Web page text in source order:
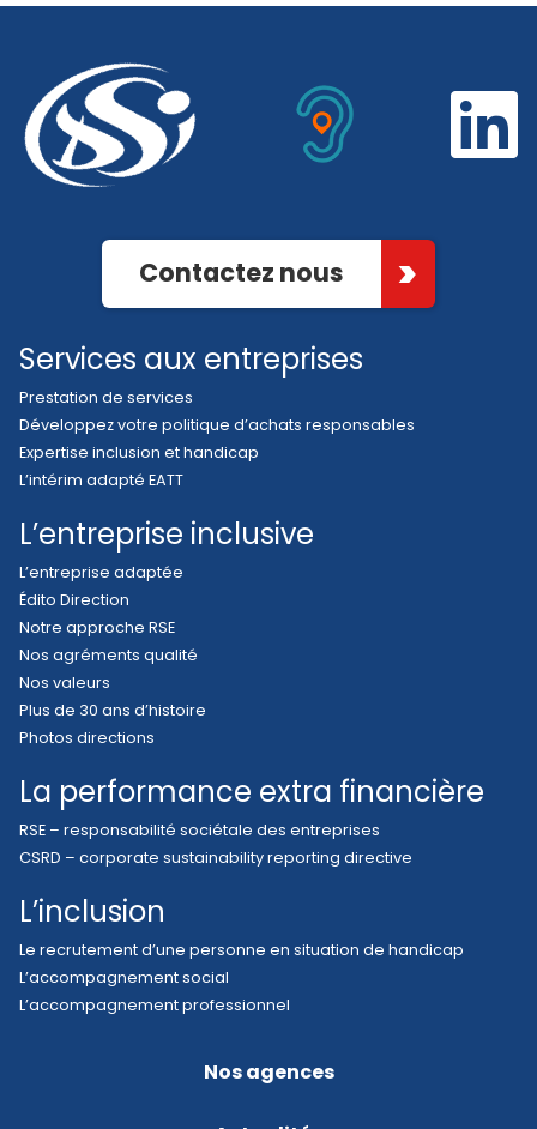
Contactez nous
Services aux entreprises
Prestation de services
Développez votre politique d’achats responsables
Expertise inclusion et handicap
L’intérim adapté EATT
L’entreprise inclusive
L’entreprise adaptée
Édito Direction
Notre approche RSE
Nos agréments qualité
Nos valeurs
Plus de 30 ans d’histoire
Photos directions
La performance extra financière
RSE – responsabilité sociétale des entreprises
CSRD – corporate sustainability reporting directive
L’inclusion
Le recrutement d’une personne en situation de handicap
L’accompagnement social
L’accompagnement professionnel
Nos agences